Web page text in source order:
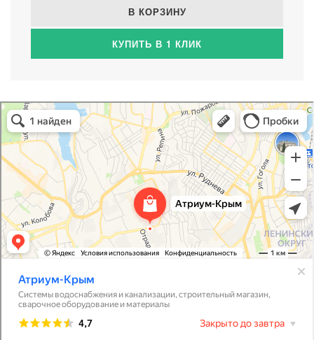
В КОРЗИНУ
КУПИТЬ В 1 КЛИК
Атриум-Крым
Системы водоснабжения, отопления, канализации в Севастополе
Снабжение строительных объектов в Севастополе